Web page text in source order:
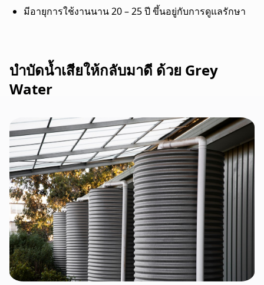
มีอายุการใช้งานนาน 20 – 25 ปี ขึ้นอยู่กับการดูแลรักษา
บำบัดน้ำเสียให้กลับมาดี ด้วย Grey
Water